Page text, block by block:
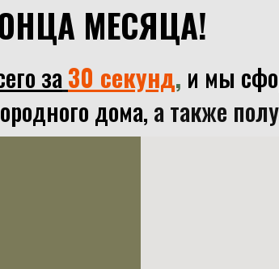
МЕСЯЦА!
за30 секунд, и мы
дома, а также